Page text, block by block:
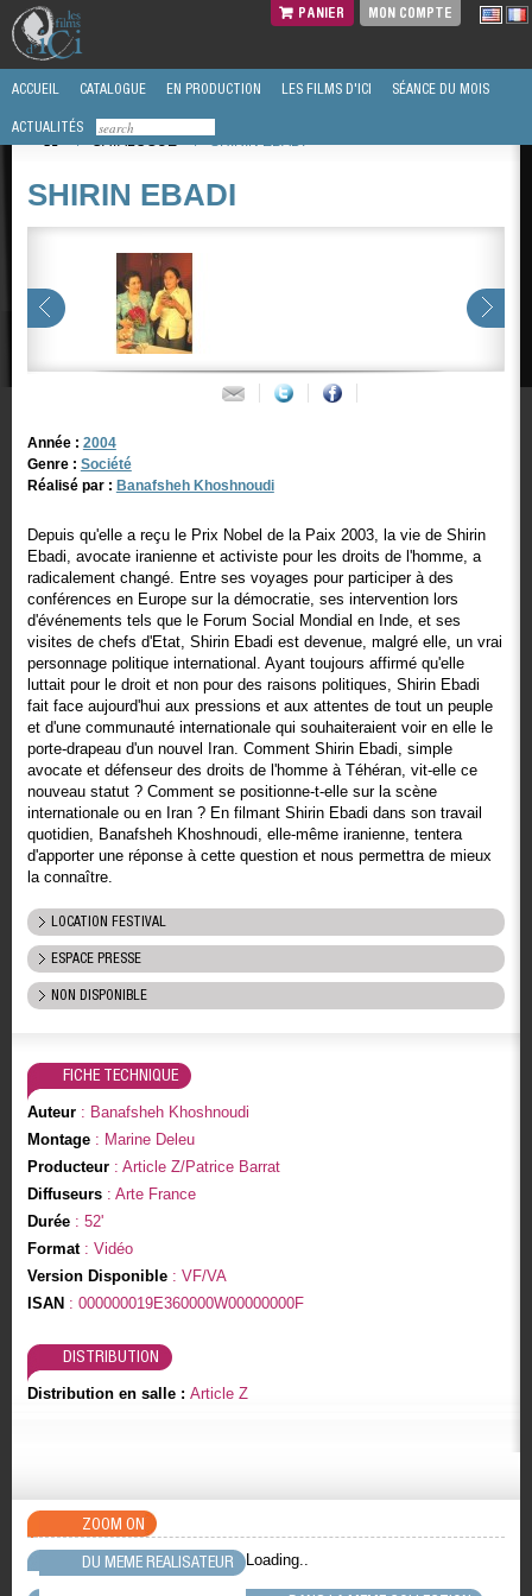
PANIER MON COMPTE
ACCUEIL CATALOGUE EN PRODUCTION LES FILMS D'ICI SÉANCE DU MOIS
ACTUALITÉS
/
CATALOGUE / SHIRIN EBADI
SHIRIN EBADI
Année : 2004
Genre : Société
Réalisé par : Banafsheh Khoshnoudi
Depuis qu'elle a reçu le Prix Nobel de la Paix 2003, la vie de Shirin
Ebadi, avocate iranienne et activiste pour les droits de l'homme, a
radicalement changé. Entre ses voyages pour participer à des
conférences en Europe sur la démocratie, ses intervention lors
d'événements tels que le Forum Social Mondial en Inde, et ses
visites de chefs d'Etat, Shirin Ebadi est devenue, malgré elle, un vrai
personnage politique international. Ayant toujours affirmé qu'elle
luttait pour le droit et non pour des raisons politiques, Shirin Ebadi
fait face aujourd'hui aux pressions et aux attentes de tout un peuple
et d'une communauté internationale qui souhaiteraient voir en elle le
porte-drapeau d'un nouvel Iran. Comment Shirin Ebadi, simple
avocate et défenseur des droits de l'homme à Téhéran, vit-elle ce
nouveau statut ? Comment se positionne-t-elle sur la scène
internationale ou en Iran ? En filmant Shirin Ebadi dans son travail
quotidien, Banafsheh Khoshnoudi, elle-même iranienne, tentera
d'apporter une réponse à cette question et nous permettra de mieux
la connaître.
LOCATION FESTIVAL
ESPACE PRESSE
NON DISPONIBLE
FICHE TECHNIQUE
Auteur: Banafsheh Khoshnoudi
Montage: Marine Deleu
Producteur: Article Z/Patrice Barrat
Diffuseurs: Arte France
Durée: 52'
Format: Vidéo
Version Disponible: VF/VA
ISAN : 000000019E360000W00000000F
DISTRIBUTION
Distribution en salle : Article Z
ZOOM ON
DU MEME REALISATEUR
Loading..